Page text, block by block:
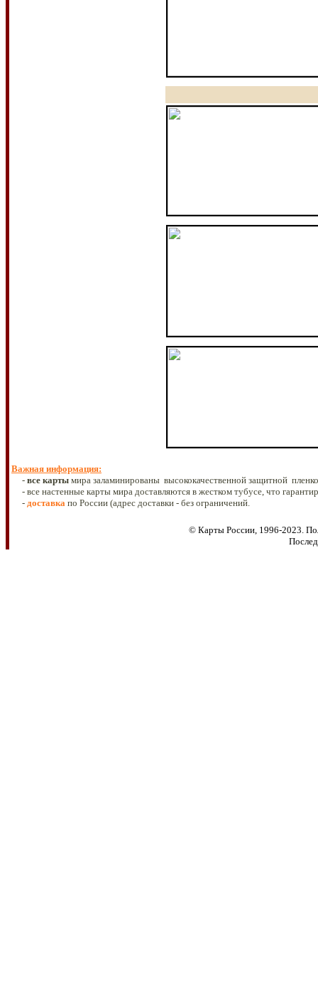
Важная информация:
- все карты мира заламинированы высококачественной защитной
- все настенные карты мира доставляются в жестком тубусе, что
- доставка по России (адрес доставки - без ограничений.
© Карты России, 1996-2023.